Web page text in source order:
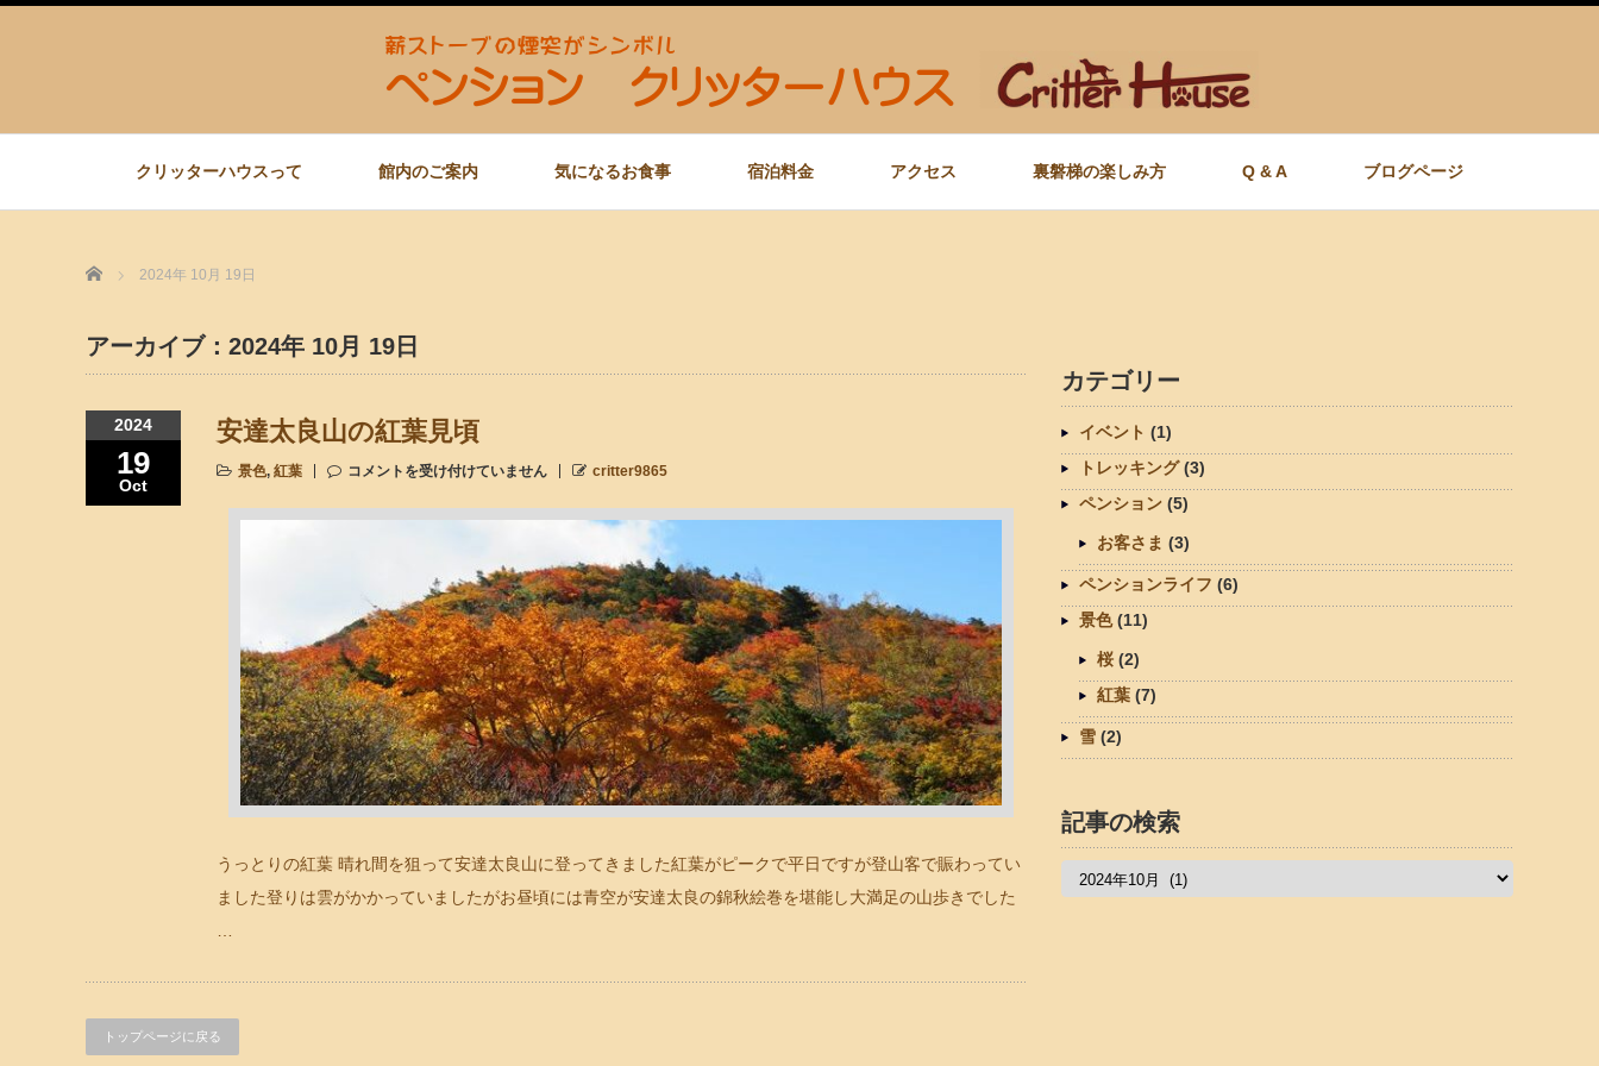
クリッターハウスって 館内のご案内 気になるお食事 宿泊料金 アクセス 裏磐梯の楽しみ方 Q & A ブログページ
Home 2024年 10月 19日
アーカイブ：2024年 10月 19日
2024
19
Oct
安達太良山の紅葉見頃
景色, 紅葉 コメントを受け付けていません critter9865
うっとりの紅葉 晴れ間を狙って安達太良山に登ってきました紅葉がピークで平日ですが登山客で賑わってい
ました登りは雲がかかっていましたがお昼頃には青空が安達太良の錦秋絵巻を堪能し大満足の山歩きでした
トップページに戻る
カテゴリー
イベント (1)
トレッキング(3)
ペンション (5)
お客さま (3)
ペンションライフ (6)
景色(11)
桜 (2)
紅葉 (7)
雪 (2)
記事の検索